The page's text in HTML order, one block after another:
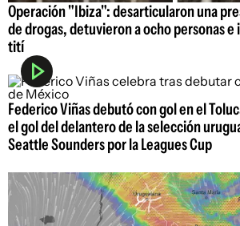
Operación "Ibiza": desarticularon una
de drogas, detuvieron a ocho personas
tití
Federico Viñas debutó con gol en el
el gol del delantero de la selección
Seattle Sounders por la Leagues Cup